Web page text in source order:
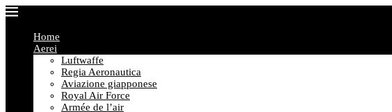
Home
Aerei
Luftwaffe
Regia Aeronautica
Aviazione giapponese
Royal Air Force
Armée de l’air